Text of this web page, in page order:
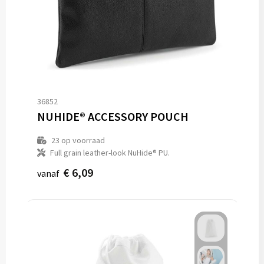
36852
NUHIDE® ACCESSORY POUCH
23 op voorraad
Full grain leather-look NuHide® PU.
vanaf € 6,09